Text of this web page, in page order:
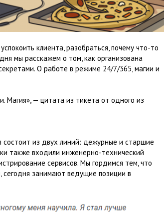
клиента, разобраться, почему что-то
мы расскажем о том, как организована
О работе в режиме 24/7/365, магии и
Магия», — цитата из тикета от одного из
из двух линий: дежурные и старшие
также входили инженерно-технический
сервисов. Мы гордимся тем, что
занимают ведущие позиции в